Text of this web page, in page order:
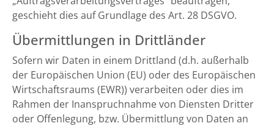
geschieht dies auf Grundlage des Art. 28 DSGVO.
Übermittlungen in Drittländer
Sofern wir Daten in einem Drittland (d.h. außerhalb
der Europäischen Union (EU) oder des Europäischen
Wirtschaftsraums (EWR)) verarbeiten oder dies im
Rahmen der Inanspruchnahme von Diensten Dritter
oder Offenlegung, bzw. Übermittlung von Daten an